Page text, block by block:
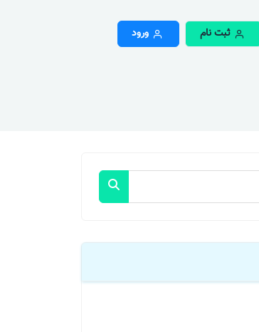
ثبت نام ورود